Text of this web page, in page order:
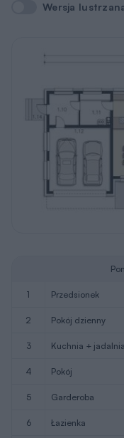
Wersja lustrzana
Wersja
1 przedsionek
2 pokój dzienny
3 kuchnia + jadalnia
4 pokój
5 garderoba
6 łazienka